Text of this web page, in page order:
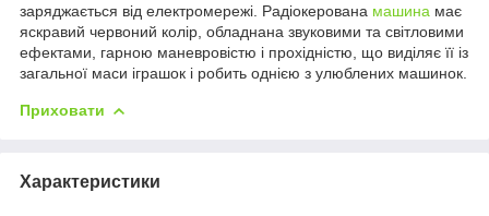
заряджається від електромережі. Радіокерована машина має
яскравий червоний колір, обладнана звуковими та світловими
ефектами, гарною маневровістю і прохідністю, що виділяє її із
загальної маси іграшок і робить однією з улюблених машинок.
Приховати
Характеристики